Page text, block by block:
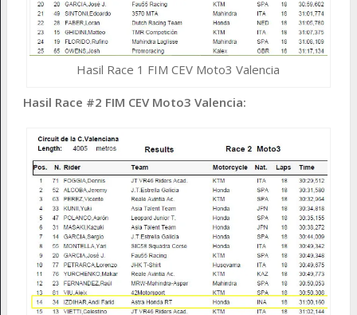
Hasil Race 1 FIM CEV Moto3 Valencia
Hasil Race #2 FIM CEV Moto3 Valencia: